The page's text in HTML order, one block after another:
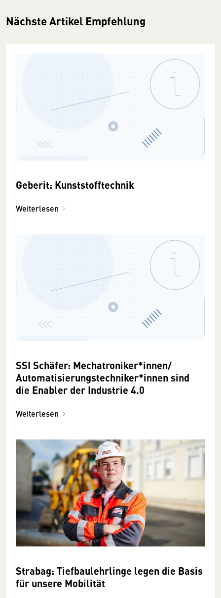
Nächste Artikel Empfehlung
Geberit: Kunststofftechnik
Weiterlesen
SSI Schäfer: Mechatroniker*innen/
Automatisierungstechniker*innen sind
die Enabler der Industrie 4.0
Weiterlesen
Strabag: Tiefbaulehrlinge legen die Basis
für unsere Mobilität